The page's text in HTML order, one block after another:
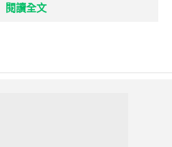
閱讀全文